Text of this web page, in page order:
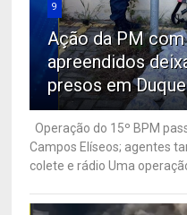
9
Ação da PM
apreendidos
presos em
Operação do 15º BPM
Campos Elíseos; agentes
colete e rádio Uma